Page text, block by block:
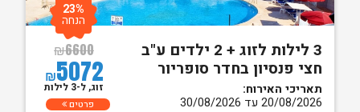
3 לילות לזוג + 2 ילדים ע"ב
חצי פנסיון בחדר סופריור
תאריכי האירוח:
20/08/2026 עד 30/08/2026
₪6600
₪5072
23%
הנחה
זוג, ל-3 לילות
פרטים